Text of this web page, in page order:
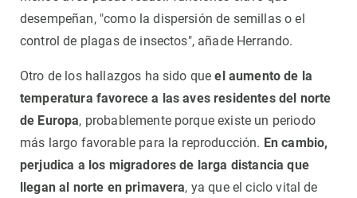
desempeñan, "como la dispersión de semillas o el
control de plagas de insectos", añade Herrando.
Otro de los hallazgos ha sido queel aumento de la
temperatura favorece a las aves residentes del norte
de Europa, probablemente porque existe un periodo
más largo favorable para la reproducción. En cambio,
perjudica a los migradores de larga distancia que
llegan al norte en primavera, ya que el ciclo vital de